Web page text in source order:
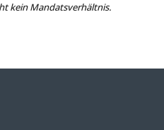
kein Mandatsverhältnis.